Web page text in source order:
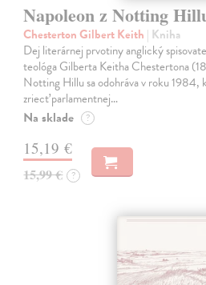
Napoleon z Notting
Chesterton Gilbert Keith | Kniha
Dej literárnej prvotiny anglický
teológa Gilberta Keitha Chestertona
Notting Hillu sa odohráva v roku 1984,
zriecť parlamentnej…
Na sklade ?
15,19 €
15,99 € ?